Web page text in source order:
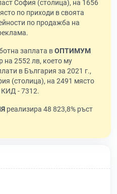
София (столица), на 1656
по приходи в своята
по продажба на
заплата вОПТИМУМ
на 2552 лв, което му
в България за 2021 г.,
(столица), на 2491 място
КИД - 7312.
реализира 48 823,8% ръст